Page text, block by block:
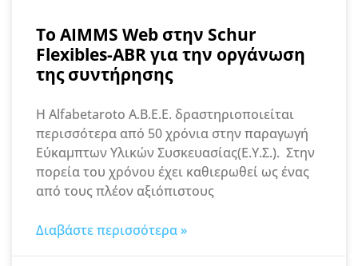
Το AIMMS Web στην Schur
Flexibles-ABR για την οργάνωση
της συντήρησης
Η Alfabetaroto A.B.E.E. δραστηριοποιείται
περισσότερα από 50 χρόνια στην παραγωγή
Εύκαμπτων Υλικών Συσκευασίας(Ε.Υ.Σ.). Στην
πορεία του χρόνου έχει καθιερωθεί ως ένας
από τους πλέον αξιόπιστους
Διαβάστε περισσότερα »